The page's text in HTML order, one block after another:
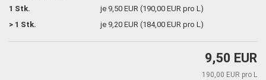
1 Stk.
je 9,50 EUR (190,00 EUR pro L)
> 1 Stk.
je 9,20 EUR (184,00 EUR pro L)
9,50 EUR
190,00 EUR pro L